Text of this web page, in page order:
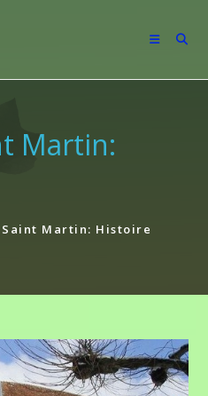
Martin:
Saint Martin: Histoire